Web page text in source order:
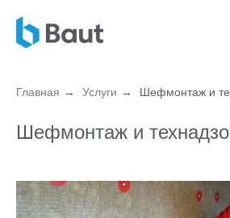
Главная → Услуги → Шефмонтаж и
Шефмонтаж и